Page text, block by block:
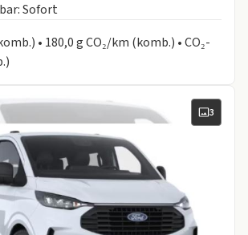
Sofort
• 180,0 g CO₂/km (komb.) • CO₂-
3